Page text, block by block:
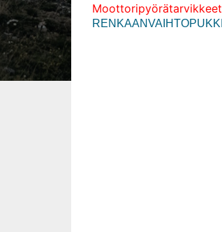
Moottoripyörätarvikkeet
RENKAANVAIHTOPUKKI